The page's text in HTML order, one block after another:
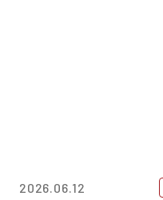
2026.06.12